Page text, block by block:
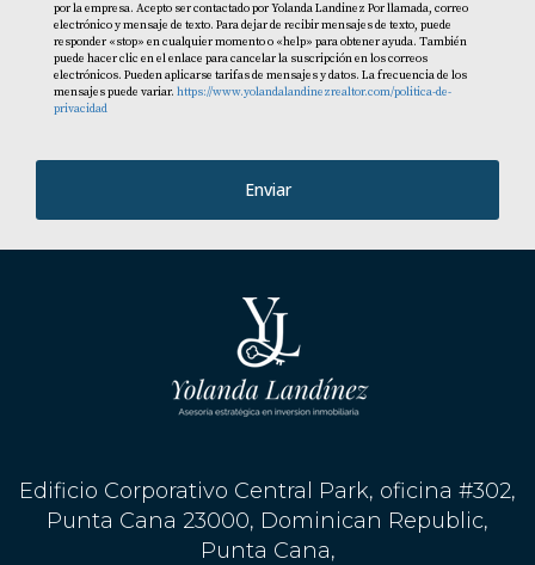
por la empresa. Acepto ser contactado por Yolanda Landinez Por llamada, correo
electrónico y mensaje de texto. Para dejar de recibir mensajes de texto, puede
responder «stop» en cualquier momento o «help» para obtener ayuda. También
puede hacer clic en el enlace para cancelar la suscripción en los correos
electrónicos. Pueden aplicarse tarifas de mensajes y datos. La frecuencia de los
mensajes puede variar. https://www.yolandalandinezrealtor.com/politica-de-
privacidad
Enviar
Edificio Corporativo Central Park, oficina #302,
Punta Cana 23000, Dominican Republic,
Punta Cana,